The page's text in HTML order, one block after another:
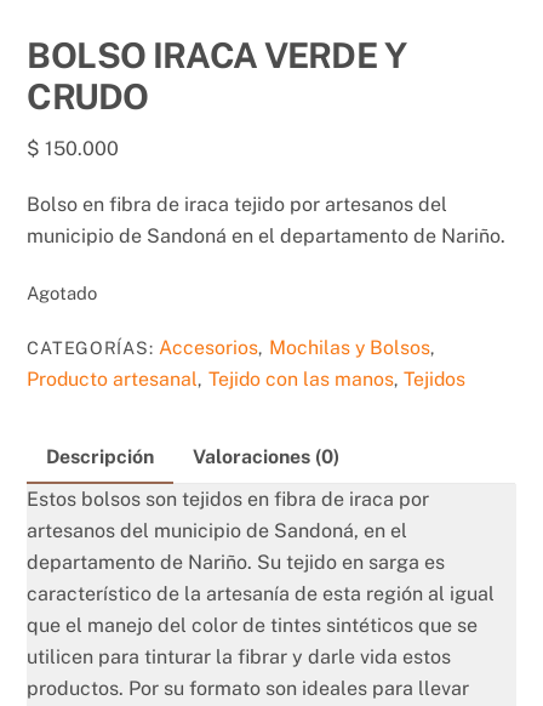
BOLSO IRACA VERDE Y
CRUDO
$ 150.000
Bolso en fibra de iraca tejido por artesanos del
municipio de Sandoná en el departamento de Nariño.
Agotado
CATEGORÍAS: Accesorios, Mochilas y Bolsos,
Producto artesanal, Tejido con las manos,Tejidos
Descripción
Valoraciones (0)
Estos bolsos son tejidos en fibra de iraca por
artesanos del municipio de Sandoná, en el
departamento de Nariño. Su tejido en sarga es
característico de la artesanía de esta región al igual
que el manejo del color de tintes sintéticos que se
utilicen para tinturar la fibrar y darle vida estos
productos. Por su formato son ideales para llevar